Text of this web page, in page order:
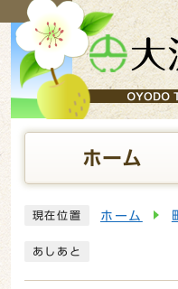
ホーム
現在位置 ホーム
あしあと